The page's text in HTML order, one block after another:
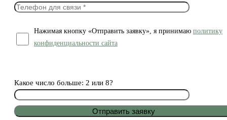
Нажимая кнопку «Отправить заявку», я принимаю политику
конфиденциальности сайта
Какое число больше: 2 или 8?